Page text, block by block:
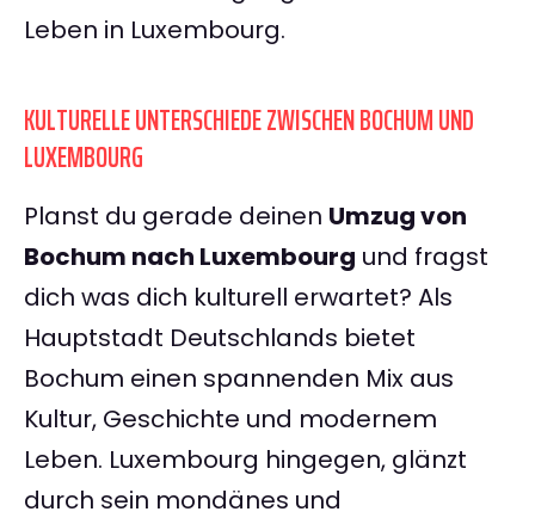
Leben in Luxembourg.
KULTURELLE UNTERSCHIEDE ZWISCHEN BOCHUM UND
LUXEMBOURG
Planst du gerade deinen Umzug von
Bochum nach Luxembourg und fragst
dich was dich kulturell erwartet? Als
Hauptstadt Deutschlands bietet
Bochum einen spannenden Mix aus
Kultur, Geschichte und modernem
Leben. Luxembourg hingegen, glänzt
durch sein mondänes und